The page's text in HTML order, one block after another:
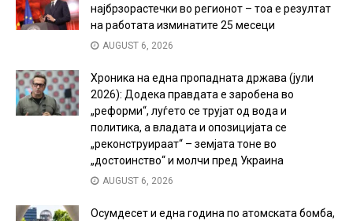
најбрзорастечки во регионот – тоа е резултат
на работата изминатите 25 месеци
AUGUST 6, 2026
Хроника на една пропадната држава (јули
2026): Додека правдата е заробена во
„реформи“, луѓето се трујат од вода и
политика, а владата и опозицијата се
„реконструираат“ – земјата тоне во
„достоинство“ и молчи пред Украина
AUGUST 6, 2026
Осумдесет и една година по атомската бомба,